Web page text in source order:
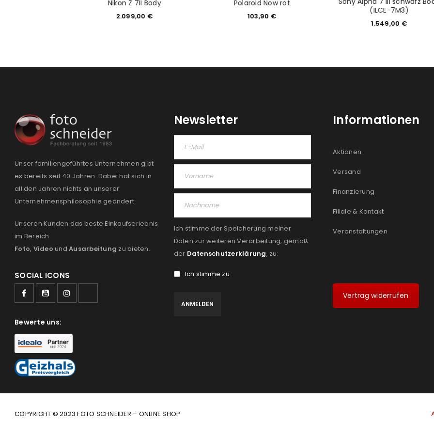
Nikon Z 7II Body
2.099,00 €
Polaroid Now rot
103,90 €
(ILCE-7M3)
1.549,00 €
Unser familiengeführtes Unternehmen gibt
es bereits seit 40 Jahren. Dabei hat sich in
all den Jahren nichts an unserer
Unternehmensphilosophie geändert:
Unseren Kunden das beste Einkaufserlebnis
im Bereich
Foto, Video und Ausarbeitung zu bieten.
SOCIAL ICONS
Bewerte uns:
Newsletter
Ich stimme der Speicherung meiner
Daten zur weiteren Verarbeitung, gemäß
der Datenschutzerklärung, zu:
Ich stimme zu
Informationen
Aktionen
Versand
Finanzierung
Filiale & Kontakt
Veranstaltungen
Vertrag widerrufen
COPYRIGHT © 2023 FOTO SCHNEIDER – ONLINE SHOP